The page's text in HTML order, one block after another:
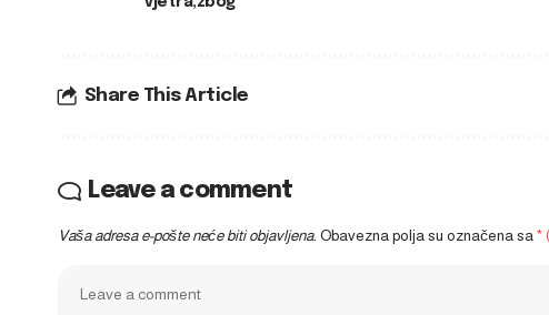
Share This Article
Leave a comment
Vaša adresa e-pošte neće biti objavljena. Obavezna polja su označena sa *